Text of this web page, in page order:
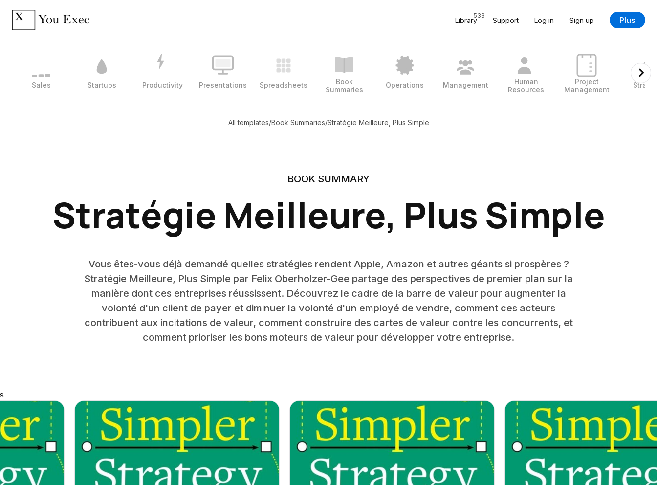
Library
533
Support Log in Sign up Plus
Sales Startups Productivity Presentations Spreadsheets
Book
Summaries
Operations Management
Human
Resources
Project
Management
All templates/Book Summaries/Stratégie Meilleure, Plus Simple
BOOK SUMMARY
Stratégie Meilleure, Plus Simple
Vous êtes-vous déjà demandé quelles stratégies rendent Apple, Amazon et autres géants si prospères ?
Stratégie Meilleure, Plus Simple par Felix Oberholzer-Gee partage des perspectives de premier plan sur la
manière dont ces entreprises réussissent. Découvrez le cadre de la barre de valeur pour augmenter la
volonté d'un client de payer et diminuer la volonté d'un employé de vendre, comment ces acteurs
contribuent aux incitations de valeur, comment construire des cartes de valeur contre les concurrents, et
comment prioriser les bons moteurs de valeur pour développer votre entreprise.
s